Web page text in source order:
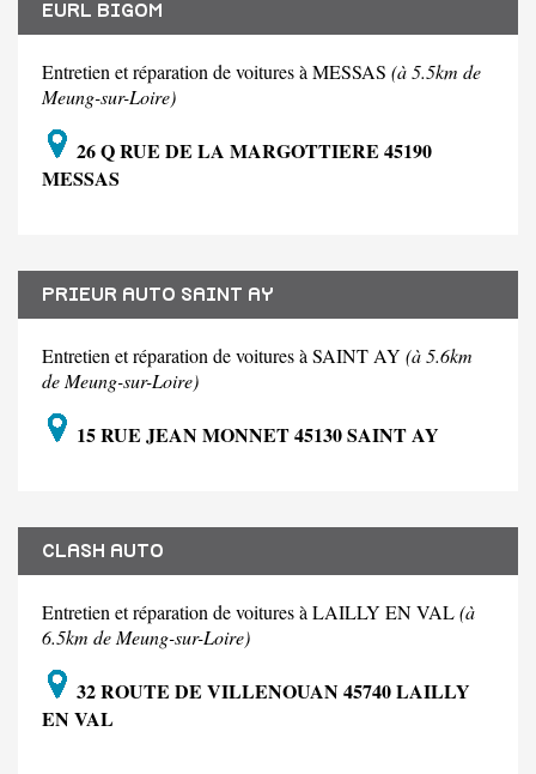
EURL BIGOM
Entretien et réparation de voitures à MESSAS (à 5.5km de
Meung-sur-Loire)
26 Q RUE DE LA MARGOTTIERE 45190
MESSAS
PRIEUR AUTO SAINT AY
Entretien et réparation de voitures à SAINT AY (à 5.6km
de Meung-sur-Loire)
15 RUE JEAN MONNET 45130 SAINT AY
CLASH AUTO
Entretien et réparation de voitures à LAILLY EN VAL(à
6.5km de Meung-sur-Loire)
32 ROUTE DE VILLENOUAN 45740 LAILLY
EN VAL